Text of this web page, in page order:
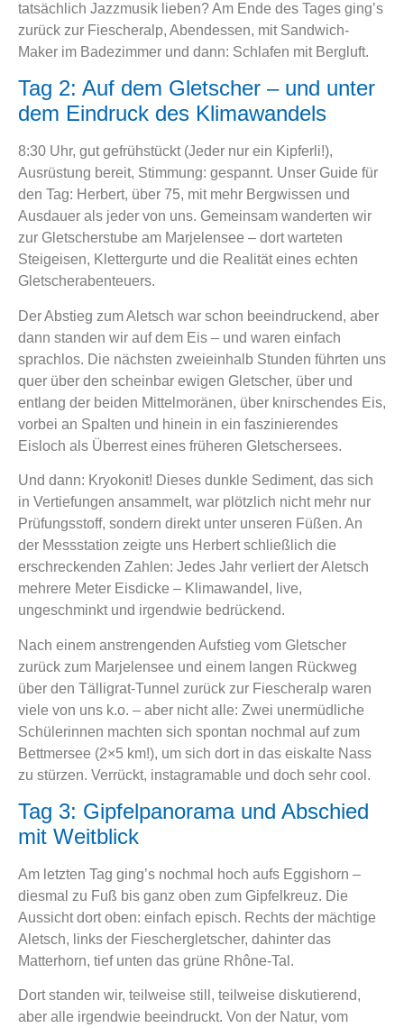
tatsächlich Jazzmusik lieben? Am Ende des Tages ging’s
zurück zur Fiescheralp, Abendessen, mit Sandwich-
Maker im Badezimmer und dann: Schlafen mit Bergluft.
Tag 2: Auf dem Gletscher – und unter
dem Eindruck des Klimawandels
8:30 Uhr, gut gefrühstückt (Jeder nur ein Kipferli!),
Ausrüstung bereit, Stimmung: gespannt. Unser Guide für
den Tag: Herbert, über 75, mit mehr Bergwissen und
Ausdauer als jeder von uns. Gemeinsam wanderten wir
zur Gletscherstube am Marjelensee – dort warteten
Steigeisen, Klettergurte und die Realität eines echten
Gletscherabenteuers.
Der Abstieg zum Aletsch war schon beeindruckend, aber
dann standen wir auf dem Eis – und waren einfach
sprachlos. Die nächsten zweieinhalb Stunden führten uns
quer über den scheinbar ewigen Gletscher, über und
entlang der beiden Mittelmoränen, über knirschendes Eis,
vorbei an Spalten und hinein in ein faszinierendes
Eisloch als Überrest eines früheren Gletschersees.
Und dann: Kryokonit! Dieses dunkle Sediment, das sich
in Vertiefungen ansammelt, war plötzlich nicht mehr nur
Prüfungsstoff, sondern direkt unter unseren Füßen. An
der Messstation zeigte uns Herbert schließlich die
erschreckenden Zahlen: Jedes Jahr verliert der Aletsch
mehrere Meter Eisdicke – Klimawandel, live,
ungeschminkt und irgendwie bedrückend.
Nach einem anstrengenden Aufstieg vom Gletscher
zurück zum Marjelensee und einem langen Rückweg
über den Tälligrat-Tunnel zurück zur Fiescheralp waren
viele von uns k.o. – aber nicht alle: Zwei unermüdliche
Schülerinnen machten sich spontan nochmal auf zum
Bettmersee (2×5 km!), um sich dort in das eiskalte Nass
zu stürzen. Verrückt, instagramable und doch sehr cool.
Tag 3: Gipfelpanorama und Abschied
mit Weitblick
Am letzten Tag ging’s nochmal hoch aufs Eggishorn –
diesmal zu Fuß bis ganz oben zum Gipfelkreuz. Die
Aussicht dort oben: einfach episch. Rechts der mächtige
Aletsch, links der Fieschergletscher, dahinter das
Matterhorn, tief unten das grüne Rhône-Tal.
Dort standen wir, teilweise still, teilweise diskutierend,
aber alle irgendwie beeindruckt. Von der Natur, vom